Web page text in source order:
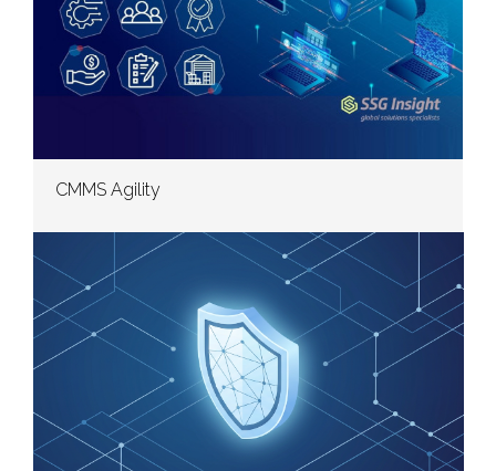
CMMS Agility